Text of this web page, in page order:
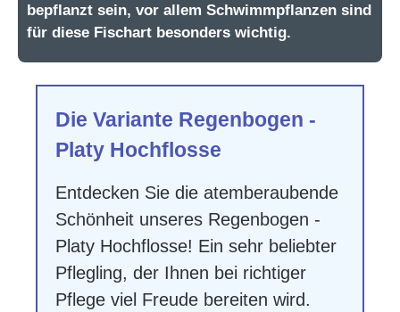
bepflanzt sein, vor allem Schwimmpflanzen sind
für diese Fischart besonders wichtig.
Die Variante Regenbogen -
Platy Hochflosse
Entdecken Sie die atemberaubende
Schönheit unseres Regenbogen -
Platy Hochflosse! Ein sehr beliebter
Pflegling, der Ihnen bei richtiger
Pflege viel Freude bereiten wird.